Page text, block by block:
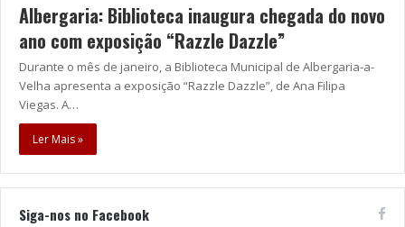
Albergaria: Biblioteca inaugura chegada do novo
ano com exposição “Razzle Dazzle”
Durante o mês de janeiro, a Biblioteca Municipal de Albergaria-a-
Velha apresenta a exposição “Razzle Dazzle”, de Ana Filipa
Viegas. A…
Ler Mais »
Siga-nos no Facebook